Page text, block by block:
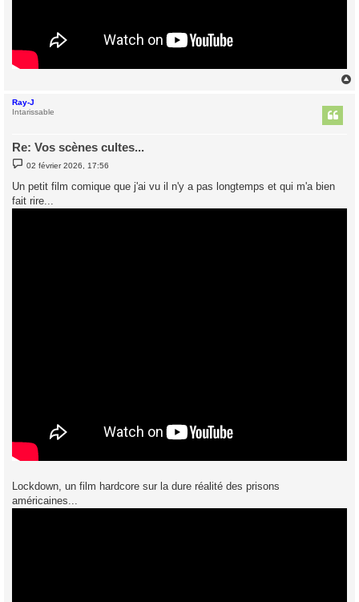
Ray-J
Intarissable
Re: Vos scènes cultes...
M
e
s
a
g
02 février 2026, 17:56
Un petit film comique que j'ai vu il n'y a pas longtemps et qui m'a bien
fait rire...
Lockdown, un film hardcore sur la dure réalité des prisons
américaines...